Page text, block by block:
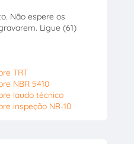
Não espere os
Ligue (61)
TRT
NBR 5410
laudo técnico
inspeção NR-10